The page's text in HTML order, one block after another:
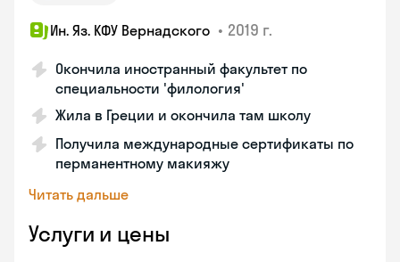
Ин. Яз. КФУ Вернадского • 2019 г.
Окончила иностранный факультет по
специальности 'филология'
Жила в Греции и окончила там школу
Получила международные сертификаты по
перманентному макияжу
Читать дальше
Услуги и цены